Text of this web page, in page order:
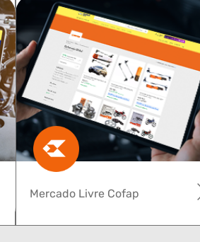
Mercado Livre Cofap